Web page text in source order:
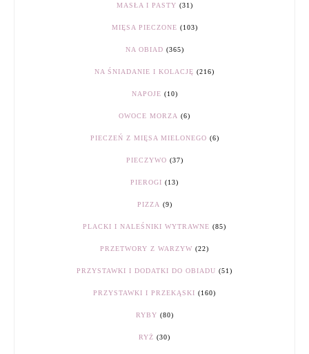
MASŁA I PASTY (31)
MIĘSA PIECZONE (103)
NA OBIAD (365)
NA ŚNIADANIE I KOLACJĘ (216)
NAPOJE (10)
OWOCE MORZA (6)
PIECZEŃ Z MIĘSA MIELONEGO (6)
PIECZYWO (37)
PIEROGI (13)
PIZZA (9)
PLACKI I NALEŚNIKI WYTRAWNE (85)
PRZETWORY Z WARZYW (22)
PRZYSTAWKI I DODATKI DO OBIADU (51)
PRZYSTAWKI I PRZEKĄSKI (160)
RYBY (80)
RYŻ (30)